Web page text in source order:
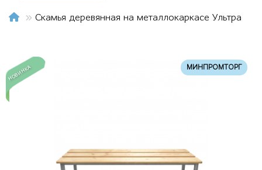
Скамья деревянная на металлокаркасе Ультра
МИНПРОМТОРГ
НОВИНКА